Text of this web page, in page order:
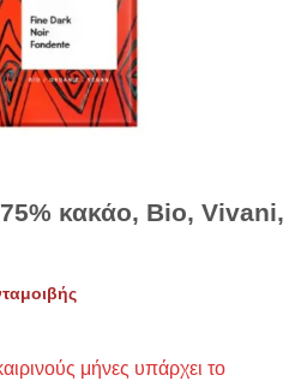
κακάο, Bio, Vivani,
μήνες υπάρχει το